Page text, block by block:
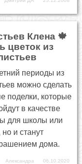
Клена 🍁
цветок из
периоды из
можно сделать
поделки, которые
в качестве
для школы или
но и станут
дома.
Александра 06.10.2020